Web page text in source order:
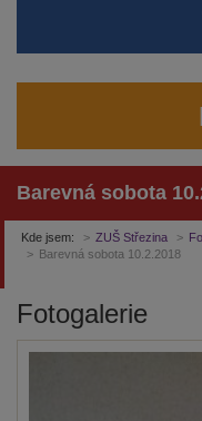
Barevná sobota
Kde jsem: ZUŠ Střezina
Barevná sobota 10.2.2018
Fotogalerie